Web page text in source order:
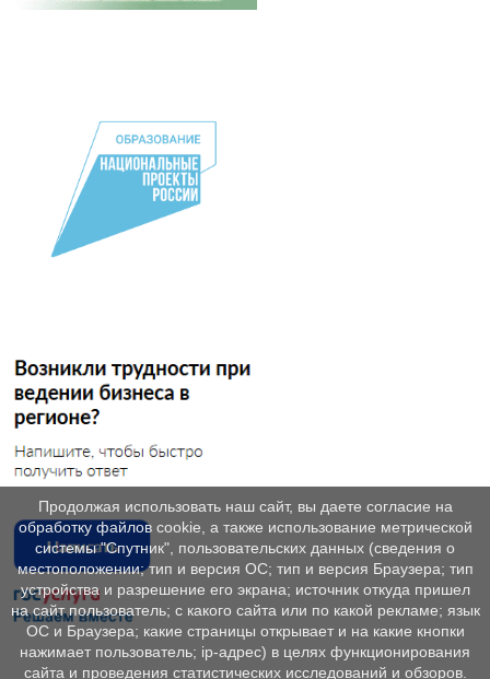
Продолжая использовать наш сайт, вы даете согласие на
обработку файлов cookie, а также использование метрической
системы "Спутник", пользовательских данных (сведения о
местоположении; тип и версия ОС; тип и версия Браузера; тип
устройства и разрешение его экрана; источник откуда пришел
на сайт пользователь; с какого сайта или по какой рекламе; язык
ОС и Браузера; какие страницы открывает и на какие кнопки
нажимает пользователь; ip-адрес) в целях функционирования
сайта и проведения статистических исследований и обзоров.